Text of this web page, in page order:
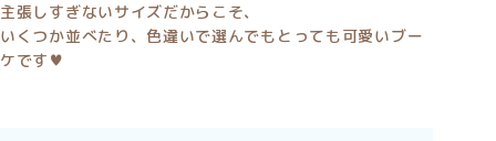
主張しすぎないサイズだからこそ、
いくつか並べたり、色違いで選んでもとっても可愛いブー
ケです♥